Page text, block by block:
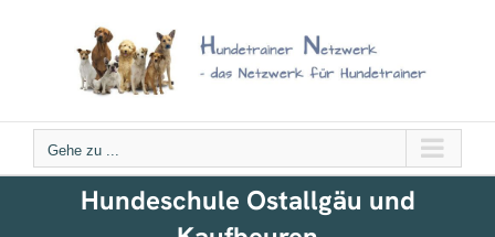
Gehe zu ...
Hundeschule Ostallgäu und